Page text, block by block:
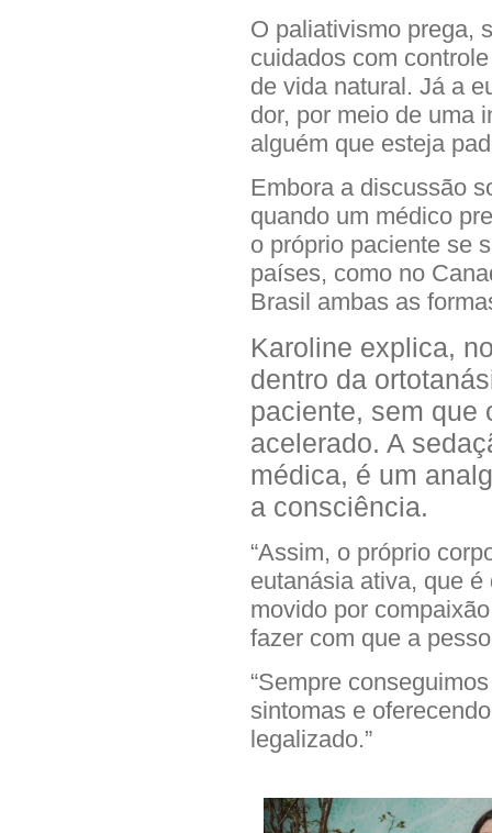
O paliativismo prega,
cuidados com
de vida natural. Já a
dor, por meio de uma
alguém que esteja
Embora a discussão
quando um médico
o próprio paciente se
países, como no
Brasil ambas as
Karoline explica,
dentro da
paciente, sem que
acelerado. A
médica, é um
a consciência.
“Assim, o próprio
eutanásia ativa, que
movido por
fazer com que a
“Sempre
sintomas e
legalizado.”